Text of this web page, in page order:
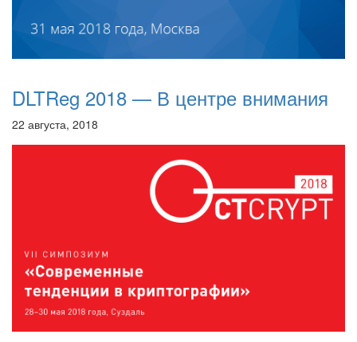
DLTReg 2018 — В центре внимания
22 августа, 2018